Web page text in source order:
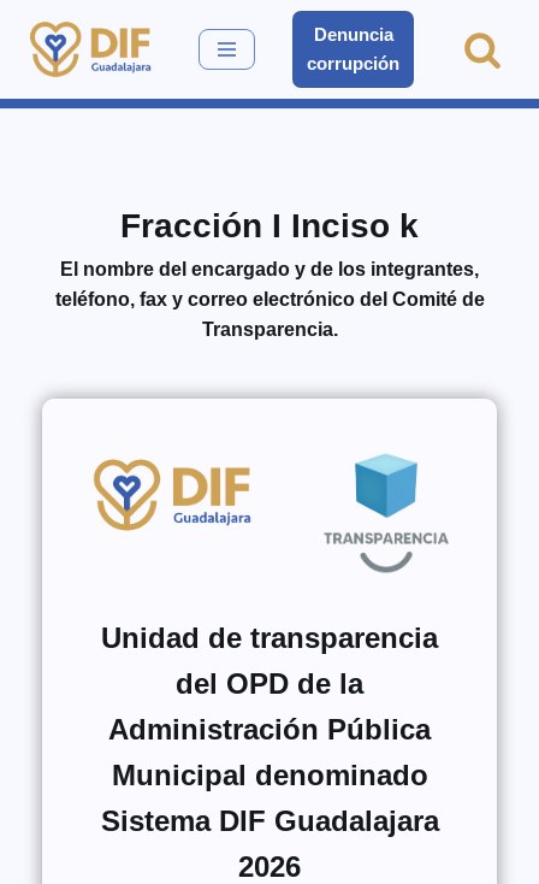
Saltar
Denuncia
corrupción
Fracción I Inciso k
El nombre del encargado y de los integrantes,
teléfono, fax y correo electrónico del Comité de
Transparencia.
Unidad de transparencia
del OPD de la
Administración Pública
Municipal denominado
Sistema DIF Guadalajara
2026